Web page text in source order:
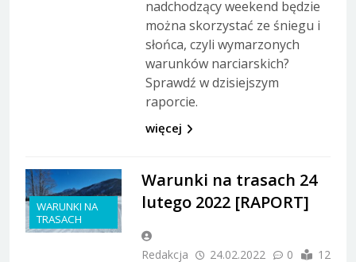
nadchodzący weekend będzie
można skorzystać ze śniegu i
słońca, czyli wymarzonych
warunków narciarskich?
Sprawdź w dzisiejszym
raporcie.
więcej
WARUNKI NA
TRASACH
Warunki na trasach 24
lutego 2022 [RAPORT]
Redakcja 24.02.2022 0
12